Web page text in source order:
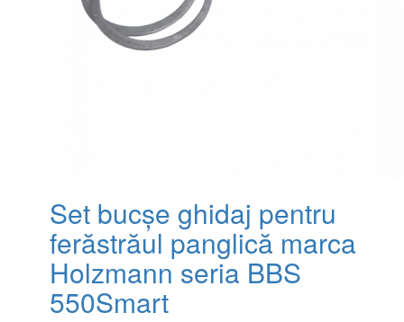
Set bucșe ghidaj pentru
ferăstrăul panglică marca
Holzmann seria BBS
550Smart